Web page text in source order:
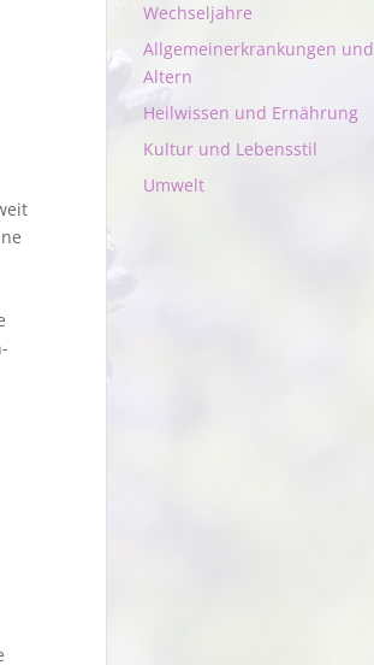
Wechseljahre
Allgemeinerkrankungen und
Altern
Heilwissen und Ernährung
Kultur und Lebensstil
Umwelt